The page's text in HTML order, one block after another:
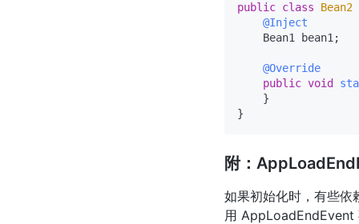
public class
Bean2
@Inject
    Bean1 bean1;
@Override
public void
    }
附：
如果初始化时，有些依
用 AppLoadEndEvent